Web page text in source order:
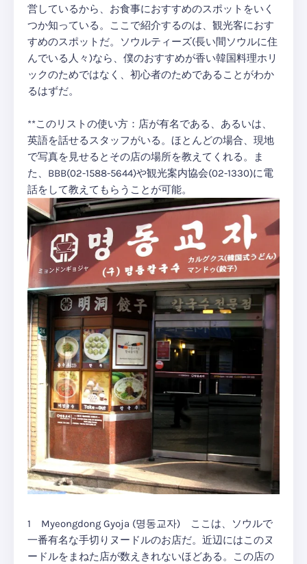
営しているから、お食事におすすめのスポットをいく
つか知っている。ここで紹介するのは、観光客におす
すめのスポットだ。ソウルティーズ(長い間ソウルに住
んでいる人々)なら、僕のおすすめが香い韓国料理ホリ
ックのためではなく、初心者のためであることがわか
るはずだ。
**このリストの使い方：店が有名である、あるいは、
英語を話せるスタッフがいる。ほとんどの場合、現地
で写真を見せるとその店の場所を教えてくれる。ま
た、BBB(02-1588-5644)や観光案内協会(02-1330)に電
話をして教えてもらうことが可能。
1 Myeongdong Gyoja (명동교자) ここは、ソウルで
一番有名な手切りヌードルのお店だ。近辺にはこのヌ
ードルをまねた店が数えきれないほどある。この店の